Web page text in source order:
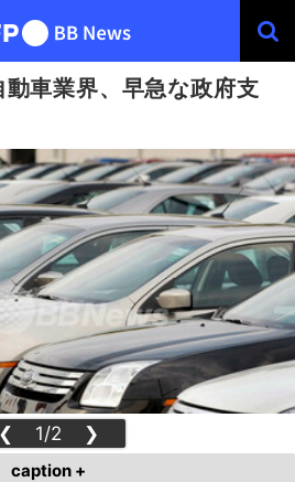
車業界、早急な政府支
❮ 1/2 ❯
caption +